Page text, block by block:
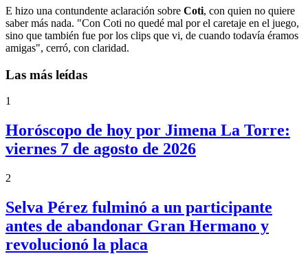
E hizo una contundente aclaración sobre Coti, con quien no quiere
saber más nada. "Con Coti no quedé mal por el caretaje en el juego,
sino que también fue por los clips que vi, de cuando todavía éramos
amigas", cerró, con claridad.
Las más leídas
1
Horóscopo de hoy por Jimena La Torre:
viernes 7 de agosto de 2026
2
Selva Pérez fulminó a un participante
antes de abandonar Gran Hermano y
revolucionó la placa